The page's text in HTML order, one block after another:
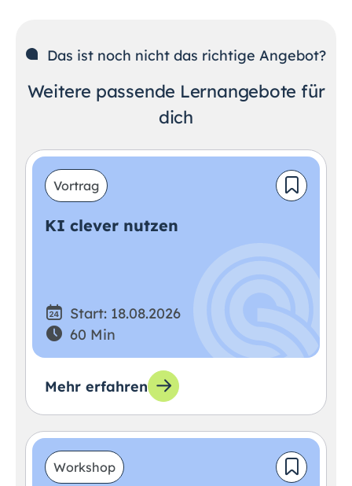
Das ist noch nicht das richtige Angebot?
Weitere passende Lernangebote für
dich
Vortrag
KI clever nutzen
Start: 18.08.2026
60 Min
Mehr erfahren
Workshop